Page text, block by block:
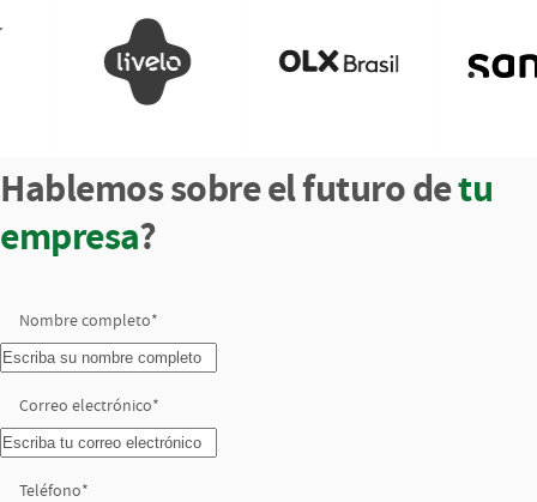
Hablemos sobre el futuro detu
empresa?
Nombre completo*
Correo electrónico*
Teléfono*